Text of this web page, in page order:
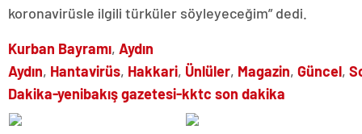
koronavirüsle ilgili türküler söyleyeceğim” dedi.
Kurban Bayramı, Aydın
Aydın, Hantavirüs, Hakkari, Ünlüler, Magazin, Güncel,
Dakika-yenibakış gazetesi-kktc son dakika